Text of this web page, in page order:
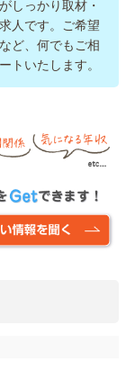
しっかり取材・
人です。ご希望
ど、何でもご相
トいたします。